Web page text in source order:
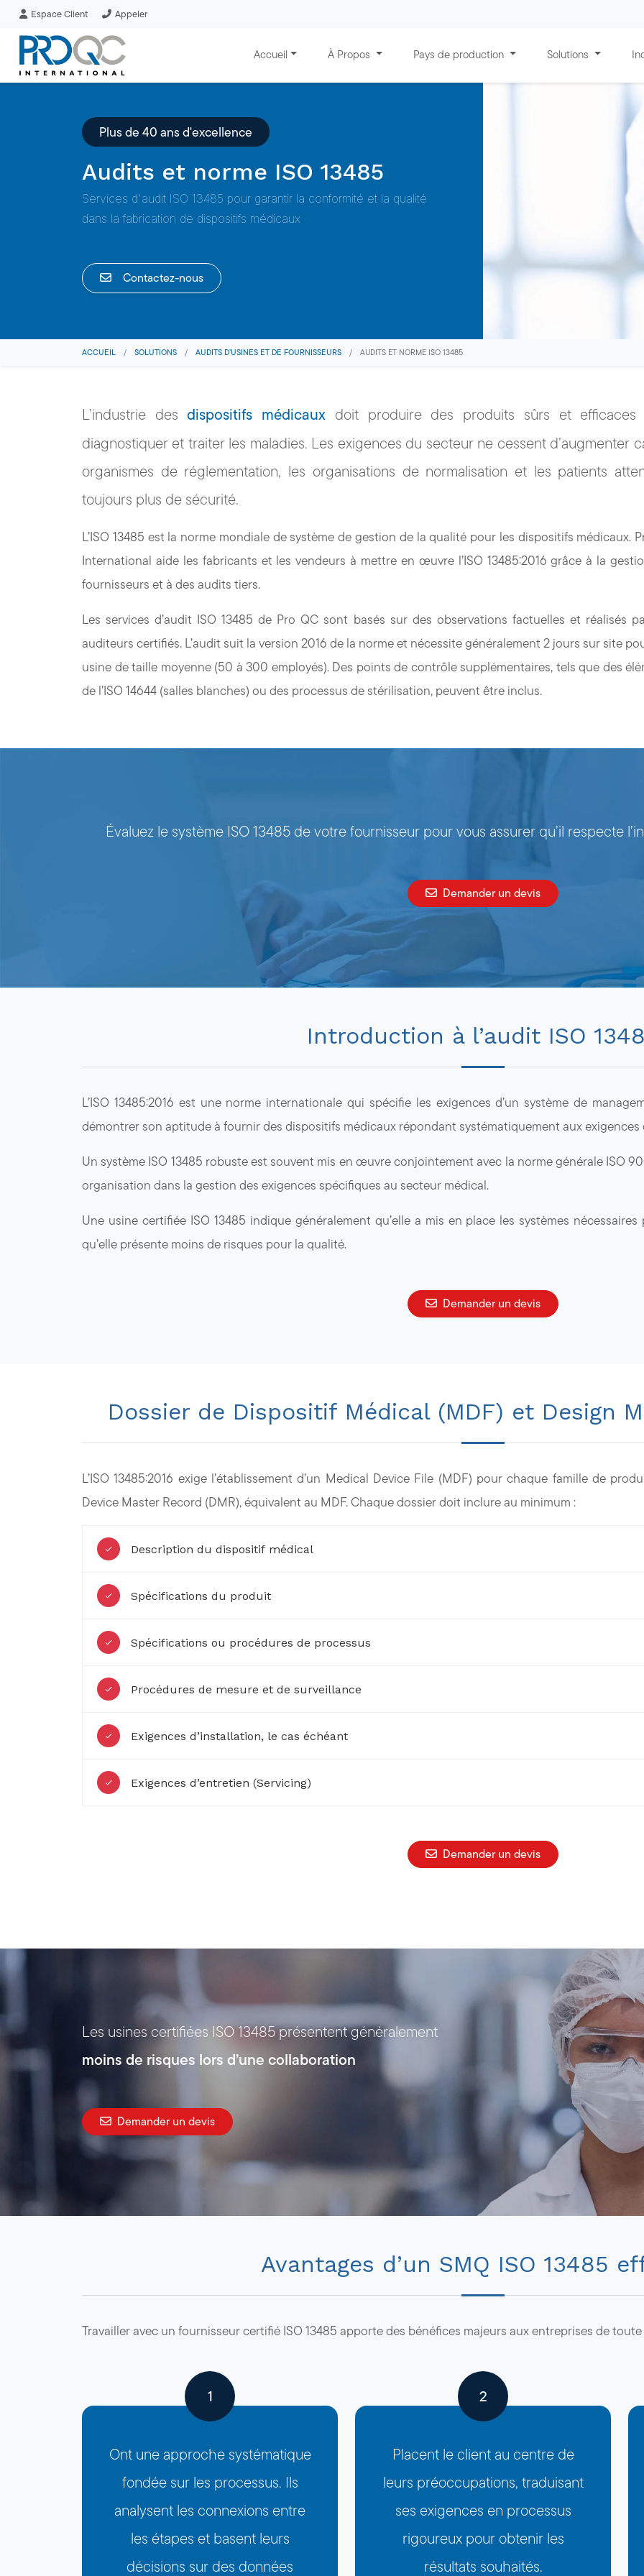
Espace Client Appeler
Accueil À Propos Pays de production Solutions
Plus de 40 ans d'excellence
Audits et norme ISO 13485
Services d'audit ISO 13485 pour garantir la conformité et la qualité
dans la fabrication de dispositifs médicaux
Contactez-nous
ACCUEIL / SOLUTIONS / AUDITS D’USINES ET DE FOURNISSEURS / AUDITS ET NORME ISO 13485
L’industrie desdispositifs médicaux doit produire des produits sûrs et efficaces
diagnostiquer et traiter les maladies. Les exigences du secteur ne cessent d’augmenter
organismes de réglementation, les organisations de normalisation et les patients
toujours plus de sécurité.
L’ISO 13485 est la norme mondiale de système de gestion de la qualité pour les dispositifs médicaux.
International aide les fabricants et les vendeurs à mettre en œuvre l’ISO 13485:2016 grâce à la
fournisseurs et à des audits tiers.
Les services d’audit ISO 13485 de Pro QC sont basés sur des observations factuelles et réalisés
auditeurs certifiés. L’audit suit la version 2016 de la norme et nécessite généralement 2 jours sur site
usine de taille moyenne (50 à 300 employés). Des points de contrôle supplémentaires, tels que des
de l’ISO 14644 (salles blanches) ou des processus de stérilisation, peuvent être inclus.
Évaluez le système ISO 13485 de votre fournisseur pour vous assurer qu’il respecte
Demander un devis
Introduction à l’audit ISO
L’ISO 13485:2016 est une norme internationale qui spécifie les exigences d’un système de
démontrer son aptitude à fournir des dispositifs médicaux répondant systématiquement aux
Un système ISO 13485 robuste est souvent mis en œuvre conjointement avec la norme générale ISO
organisation dans la gestion des exigences spécifiques au secteur médical.
Une usine certifiée ISO 13485 indique généralement qu’elle a mis en place les systèmes
qu’elle présente moins de risques pour la qualité.
Demander un devis
Dossier de Dispositif Médical (MDF) et Design
L’ISO 13485:2016 exige l’établissement d’un Medical Device File (MDF) pour chaque famille de
Device Master Record (DMR), équivalent au MDF. Chaque dossier doit inclure au minimum :
Description du dispositif médical
Spécifications du produit
Spécifications ou procédures de processus
Procédures de mesure et de surveillance
Exigences d’installation, le cas échéant
Exigences d’entretien (Servicing)
Demander un devis
Les usines certifiées ISO 13485 présentent généralement
moins de risques lors d’une collaboration
Demander un devis
Avantages d’un SMQ ISO 13485
Travailler avec un fournisseur certifié ISO 13485 apporte des bénéfices majeurs aux entreprises de
1
Ont une approche systématique
fondée sur les processus. Ils
analysent les connexions entre
les étapes et basent leurs
décisions sur des données
2
Placent le client au centre de
leurs préoccupations, traduisant
ses exigences en processus
rigoureux pour obtenir les
résultats souhaités.